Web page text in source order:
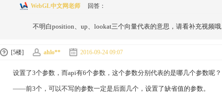
WebGL中文网老师 回答：
不明白position、up、lookat三个向量代表的意思，请看补充视频
[5楼] ahlo** 2016-09-24 09:07
设置了3个参数，而api有6个参数，这个参数分别代表的是哪几个参数呢？
——前3个，可以不写的参数一定是后面几个，设置了缺省值的参数。